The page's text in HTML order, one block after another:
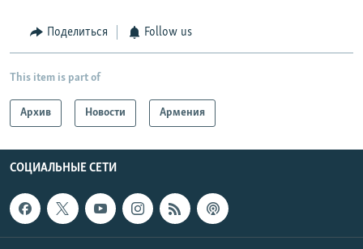
Поделиться Follow us
This item is part of
Архив Новости Армения
СОЦИАЛЬНЫЕ СЕТИ